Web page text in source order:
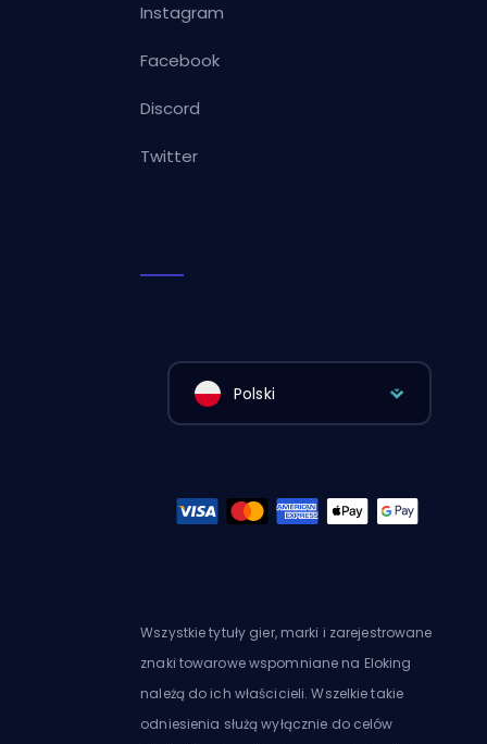
Instagram
Facebook
Discord
Twitter
Polski
Wszystkie tytuły gier, marki i zarejestrowane
znaki towarowe wspomniane na Eloking
należą do ich właścicieli. Wszelkie takie
odniesienia służą wyłącznie do celów